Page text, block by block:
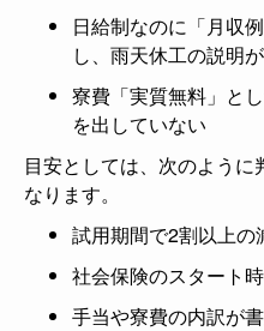
日給制なのに「月収
し、雨天休工の説明
寮費「実質無料」と
を出していない
目安としては、次のように
なります。
試用期間で2割以上の
社会保険のスタート
手当や寮費の内訳が